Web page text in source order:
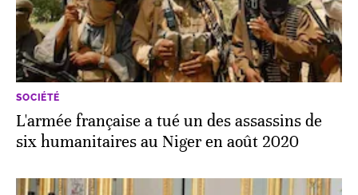
SOCIÉTÉ
L'armée française a tué un des assassins de
six humanitaires au Niger en août 2020